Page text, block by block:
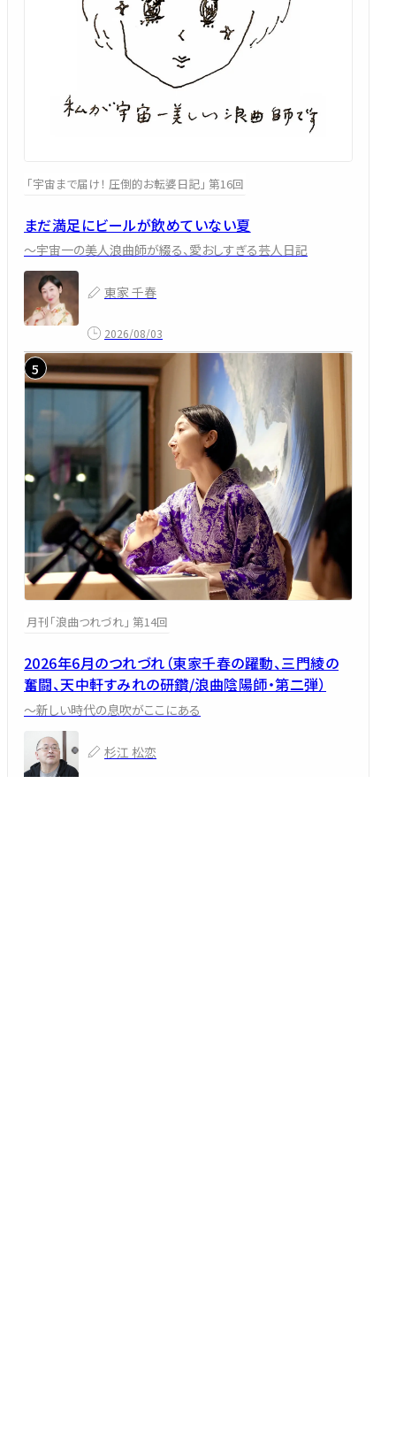
「宇宙まで届け！ 圧倒的お転婆日記」 第16回
まだ満足にビールが飲めていない夏
～宇宙一の美人浪曲師が綴る、愛おしすぎる芸人日記
東家 千春
2026/08/03
月刊「浪曲つれづれ」 第14回
2026年6月のつれづれ（東家千春の躍動、三門綾の
奮闘、天中軒すみれの研鑽/浪曲陰陽師・第二弾）
～新しい時代の息吹がここにある
杉江 松恋